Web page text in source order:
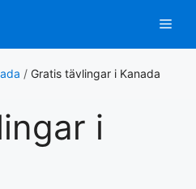
/ Gratis tävlingar i Kanada
i